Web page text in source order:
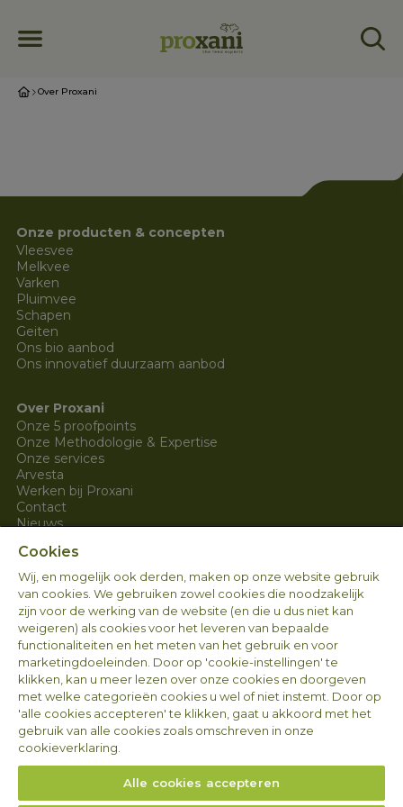
Over Proxani
Onze producten & concepten
Vleesvee
Melkvee
Varken
Pluimvee
Schapen
Geiten
Ons bio aanbod
Ons innovatief duurzaam aanbod
Over Proxani
Onze 5 proofpoints
Onze Methodologie & Expertise
Onze services
Arvesta
Werken bij Proxani
Contact
Nieuws
Wettelijke contactgegevens
Arvesta Animal Nutrition BV
Aarschotsesteenweg 84
3012 Wilsele
BELGIË
BTW BE 1008.655.587
Volg ons
Cookies
Wij, en mogelijk ook derden, maken op onze website gebruik
van cookies. We gebruiken zowel cookies die noodzakelijk
zijn voor de werking van de website (en die u dus niet kan
weigeren) als cookies voor het leveren van bepaalde
functionaliteiten en het meten van het gebruik en voor
marketingdoeleinden. Door op 'cookie-instellingen' te
klikken, kan u meer lezen over onze cookies en doorgeven
met welke categorieën cookies u wel of niet instemt. Door op
'alle cookies accepteren' te klikken, gaat u akkoord met het
gebruik van alle cookies zoals omschreven in onze
cookieverklaring.
Alle cookies accepteren